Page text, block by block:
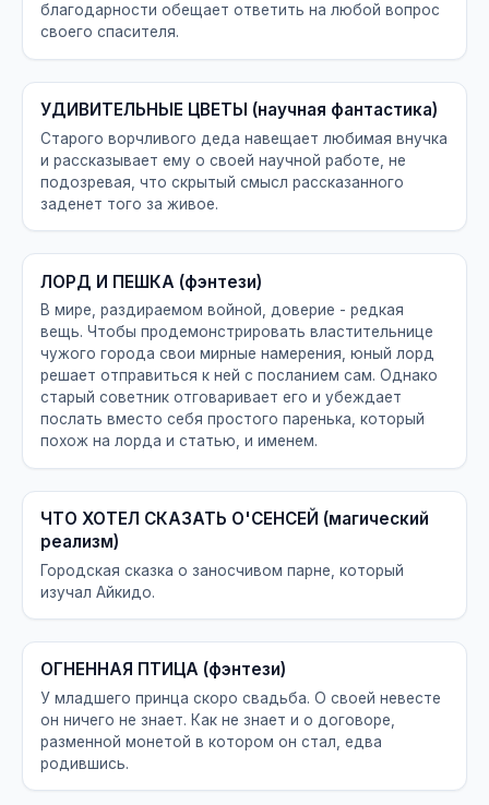
благодарности обещает ответить на любой вопрос
своего спасителя.
УДИВИТЕЛЬНЫЕ ЦВЕТЫ (научная фантастика)
Старого ворчливого деда навещает любимая внучка
и рассказывает ему о своей научной работе, не
подозревая, что скрытый смысл рассказанного
заденет того за живое.
ЛОРД И ПЕШКА (фэнтези)
В мире, раздираемом войной, доверие - редкая
вещь. Чтобы продемонстрировать властительнице
чужого города свои мирные намерения, юный лорд
решает отправиться к ней с посланием сам. Однако
старый советник отговаривает его и убеждает
послать вместо себя простого паренька, который
похож на лорда и статью, и именем.
ЧТО ХОТЕЛ СКАЗАТЬ О'СЕНСЕЙ (магический
реализм)
Городская сказка о заносчивом парне, который
изучал Айкидо.
ОГНЕННАЯ ПТИЦА (фэнтези)
У младшего принца скоро свадьба. О своей невесте
он ничего не знает. Как не знает и о договоре,
разменной монетой в котором он стал, едва
родившись.